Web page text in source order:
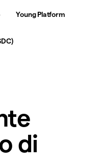
Young Platform
di